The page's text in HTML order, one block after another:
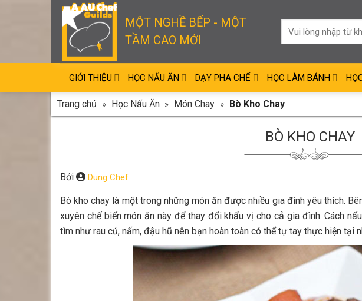
MỘT NGHỀ BẾP - MỘT
TẦM CAO MỚI
GIỚI THIỆU HỌC NẤU ĂN DẠY PHA CHẾ HỌC LÀM BÁNH
Trang chủ » Học Nấu Ăn » Món Chay » Bò Kho Chay
BÒ KHO CHAY
Bởi Dung Chef
Bò kho chay là một trong những món ăn được nhiều gia đình yêu thích.
xuyên chế biến món ăn này để thay đổi khẩu vị cho cả gia đình. Cách
tìm như rau củ, nấm, đậu hũ nên bạn hoàn toàn có thể tự tay thực hiện tại